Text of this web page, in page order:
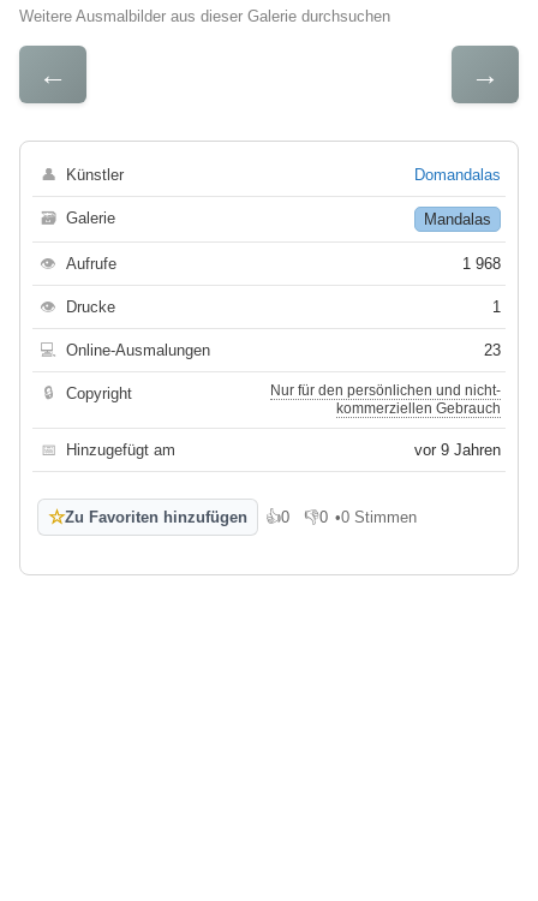
Weitere Ausmalbilder aus dieser Galerie durchsuchen
← →
👤 Künstler Domandalas
🗃 Galerie Mandalas
👁 Aufrufe 1 968
👁 Drucke 1
💻 Online-Ausmalungen 23
🔒 Copyright
Nur für den persönlichen und nicht-
kommerziellen Gebrauch
📅 Hinzugefügt am vor 9 Jahren
☆Zu Favoriten hinzufügen 👍0
Gefällt mir
👎0
Gefällt mir nicht
•0 Stimmen